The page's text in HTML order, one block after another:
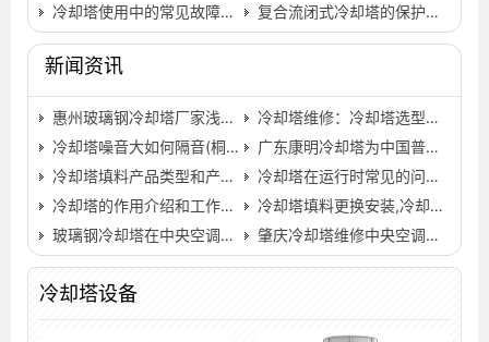
冷却塔使用中的常见故障及维修方法
复合流闭式冷却塔的保护措施有哪些？,复合流闭式冷却塔原…
新闻资讯
惠州玻璃钢冷却塔厂家浅析冷却塔清洗处理方案流程(惠州…
冷却塔维修：冷却塔选型常设计问题(冷却塔的选型计算方案)…
冷却塔噪音大如何隔音(桐庐冷却塔隔音屏障厂)…
广东康明冷却塔为中国普宁国际商品城提供冷却塔解决方案…
冷却塔填料产品类型和产品特性(全国最大的冷却塔填料生…
冷却塔在运行时常见的问题和解决方法？…
冷却塔的作用介绍和工作过程
冷却塔填料更换安装,冷却塔清洗方法步骤流程…
玻璃钢冷却塔在中央空调中处于重要地位(浙江中央空调用…
肇庆冷却塔维修中央空调冷却塔的清洗步骤(肇庆冷却塔清…
冷却塔设备